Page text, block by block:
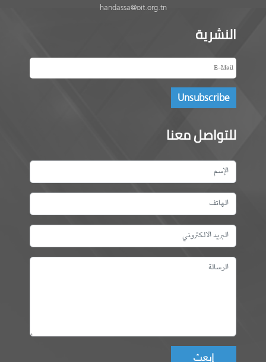
handassa@oit.org.tn
النشرية
للتواصل معنا